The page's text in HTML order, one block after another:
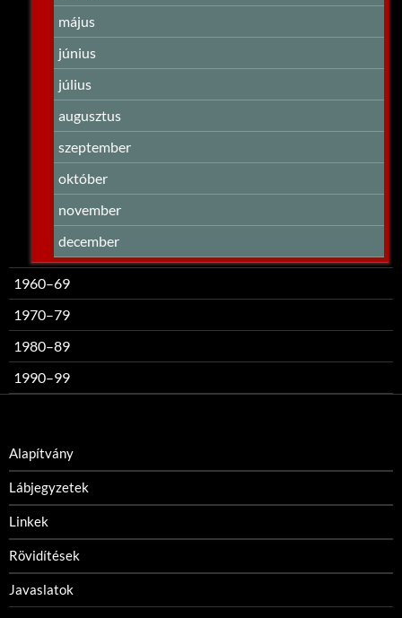
május
június
július
augusztus
szeptember
október
november
december
1960–69
1970–79
1980–89
1990–99
Alapítvány
Lábjegyzetek
Linkek
Rövidítések
Javaslatok